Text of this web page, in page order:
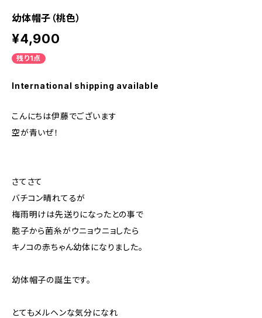
幼体帽子（桃色）
¥4,900
残り1点
International shipping available
こんにちは伊藤でございます
空が青いぜ！
さてさて
バチコン晴れてるが
梅雨明けは先送りになったとの事で
胞子から菌糸がウニョウニョしたら
キノコの赤ちゃん幼体になりました。
幼体帽子の誕生です。
とてもメルヘンな気分になれ